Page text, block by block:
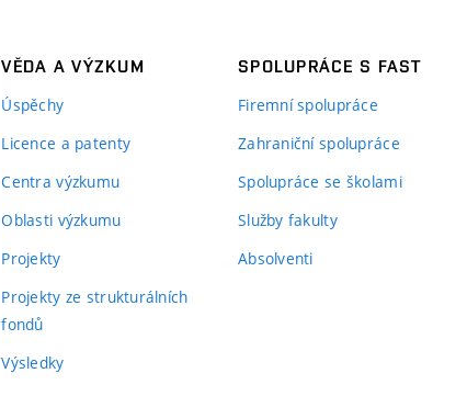
VĚDA A VÝZKUM
Úspěchy
Licence a patenty
Centra výzkumu
Oblasti výzkumu
Projekty
Projekty ze strukturálních
fondů
Výsledky
SPOLUPRÁCE S FAST
Firemní spolupráce
Zahraniční spolupráce
Spolupráce se školami
Služby fakulty
Absolventi